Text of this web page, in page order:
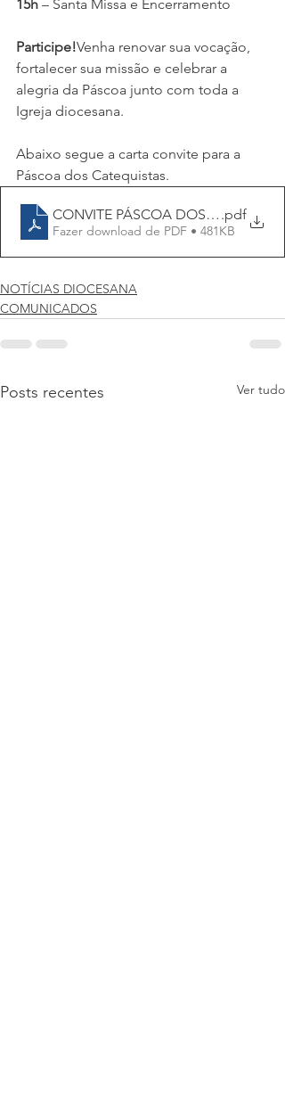
15h – Santa Missa e Encerramento
Participe!Venha renovar sua vocação,
fortalecer sua missão e celebrar a
alegria da Páscoa junto com toda a
Igreja diocesana.
Abaixo segue a carta convite para a
Páscoa dos Catequistas.
CONVITE PÁSCOA DOS .pdf
Fazer download de PDF • 481KB
NOTÍCIAS DIOCESANA
COMUNICADOS
Posts recentes Ver tudo